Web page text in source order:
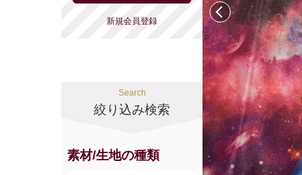
新規会員登録
Search
絞り込み検索
素材/生地の種類
前へ